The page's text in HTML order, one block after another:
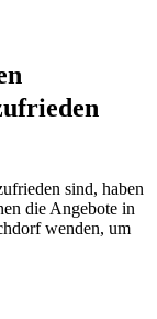
sind, haben
die Angebote in
wenden, um